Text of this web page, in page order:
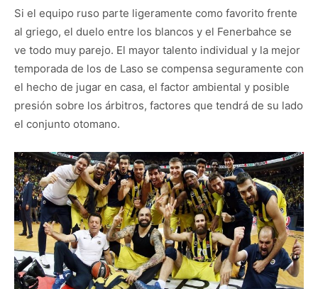
Si el equipo ruso parte ligeramente como favorito frente
al griego, el duelo entre los blancos y el Fenerbahce se
ve todo muy parejo. El mayor talento individual y la mejor
temporada de los de Laso se compensa seguramente con
el hecho de jugar en casa, el factor ambiental y posible
presión sobre los árbitros, factores que tendrá de su lado
el conjunto otomano.